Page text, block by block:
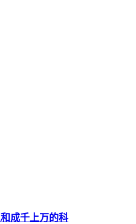
成千上万的科